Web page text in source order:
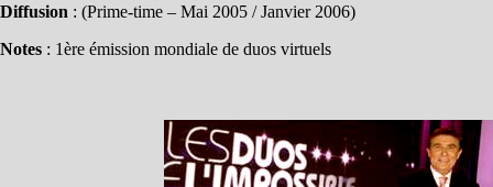
Diffusion : (Prime-time – Mai 2005 / Janvier 2006)
Notes : 1ère émission mondiale de duos virtuels